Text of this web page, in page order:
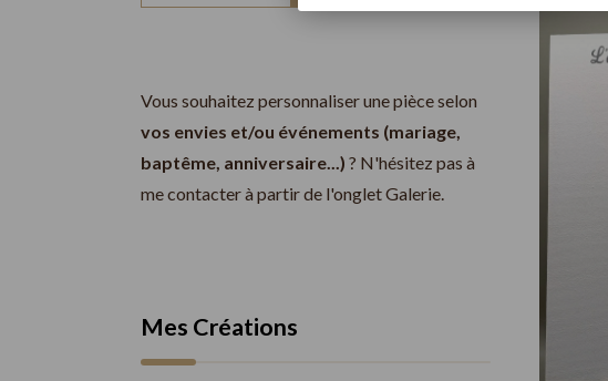
Vous souhaitez personnaliser une pièce selon
vos envies et/ou événements (mariage,
baptême, anniversaire...) ? N'hésitez pas à
me contacter à partir de l'onglet Galerie.
Mes Créations